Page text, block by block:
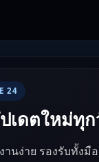
24
เดตใหม่ทุ
นง่าย รองรับทั้งมื